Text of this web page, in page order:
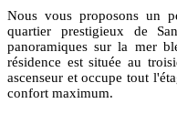
Nous vous proposons un
quartier prestigieux de
panoramiques sur la mer
résidence est située au
ascenseur et occupe tout
confort maximum.